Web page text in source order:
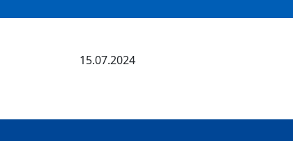
15.07.2024